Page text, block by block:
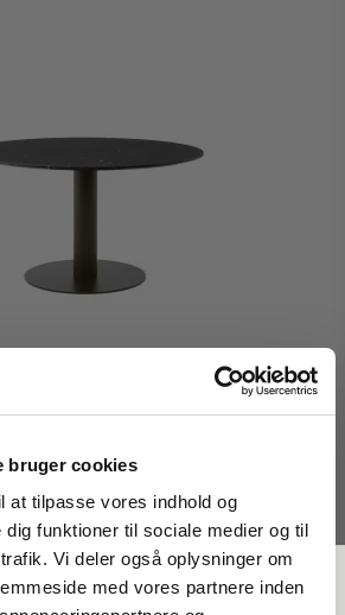
bruger cookies
at tilpasse vores indhold og
dig funktioner til sociale medier og til
Vi deler også oplysninger om
med vores partnere inden
SK20 Spisebord
% RABATT